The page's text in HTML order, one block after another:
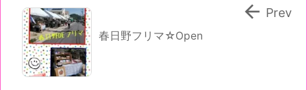
春日野フリマ☆Open
 Prev